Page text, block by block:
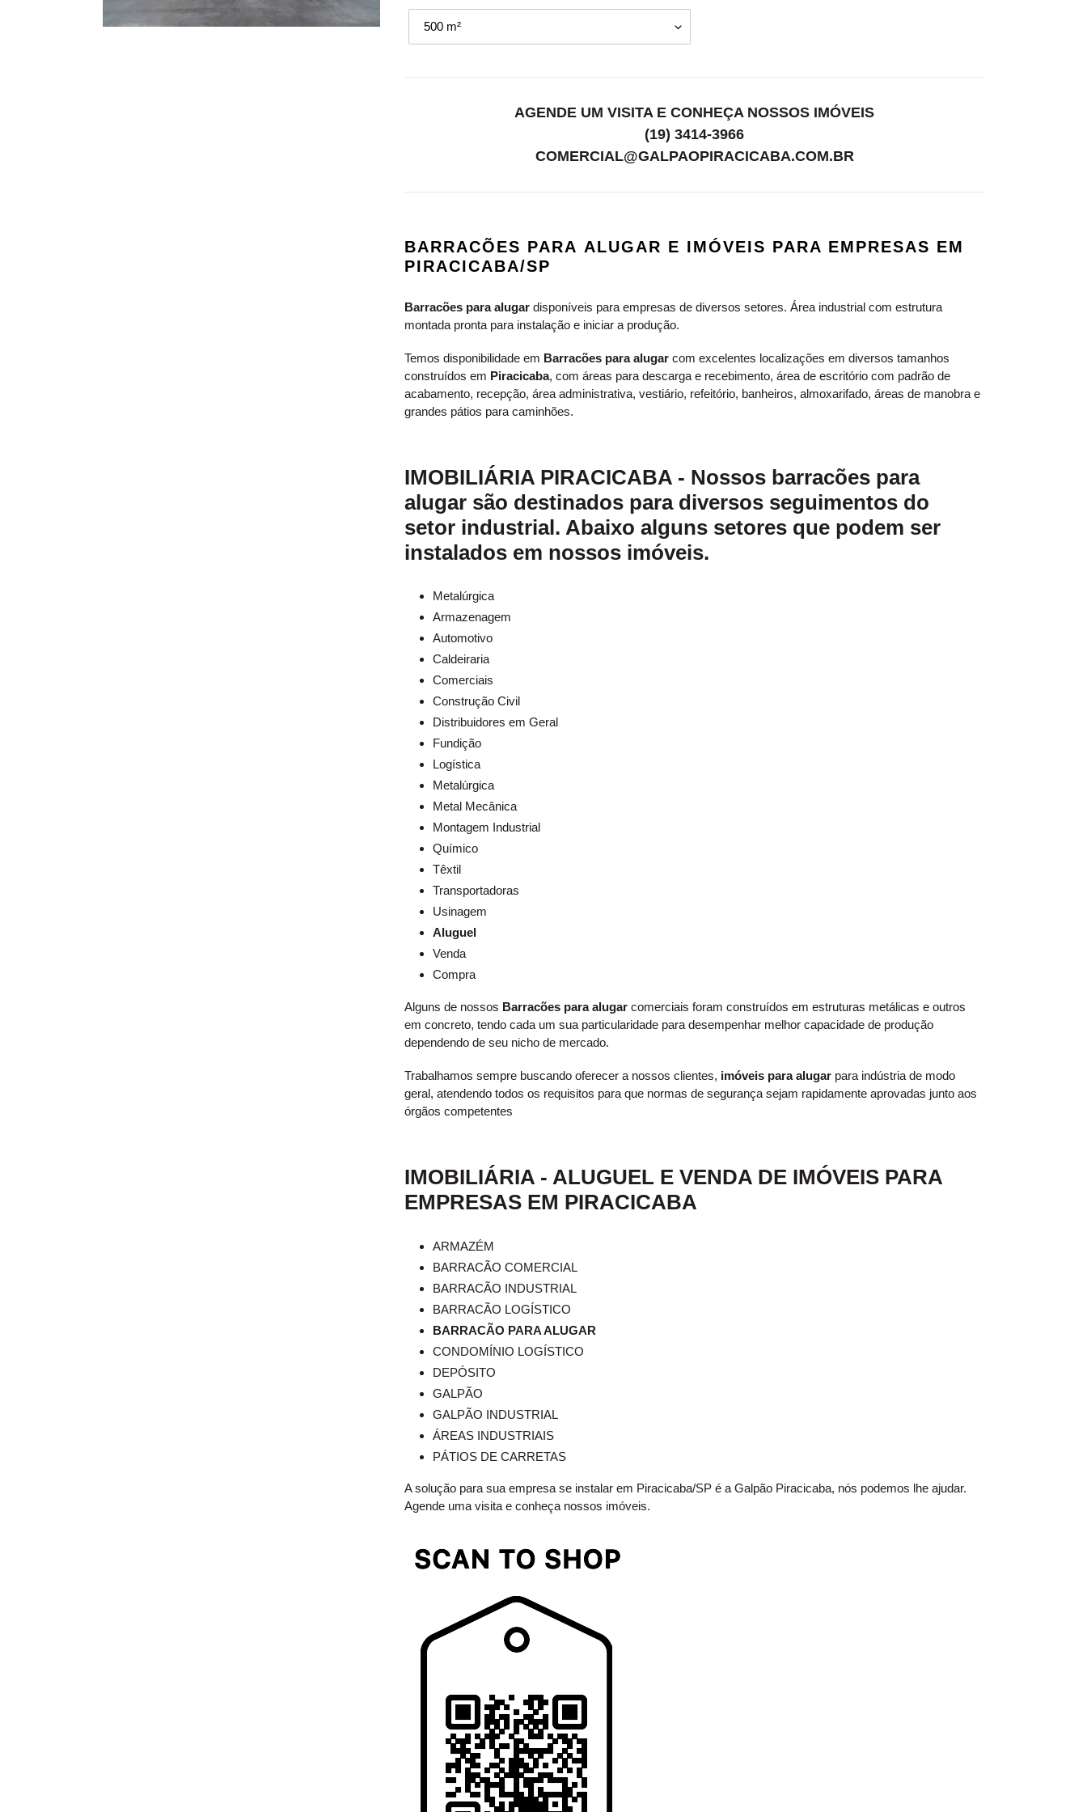
aluguel
sob
consulta
AGENDE UM VISITA E CONHEÇA NOSSOS IMÓVEIS
(19) 3414-3966
COMERCIAL@GALPAOPIRACICABA.COM.BR
BARRACÕES PARA ALUGAR E IMÓVEIS PARA EMPRESAS EM
PIRACICABA/SP
Barracões para alugardisponíveis para empresas de diversos setores. Área industrial com estrutura
montada pronta para instalação e iniciar a produção.
Temos disponibilidade em Barracões para alugar com excelentes localizações em diversos tamanhos
construídos em Piracicaba, com áreas para descarga e recebimento, área de escritório com padrão de
acabamento, recepção, área administrativa, vestiário, refeitório, banheiros, almoxarifado, áreas de manobra e
grandes pátios para caminhões.
IMOBILIÁRIA PIRACICABA - Nossos barracões para
alugar são destinados para diversos seguimentos do
setor industrial. Abaixo alguns setores que podem ser
instalados em nossos imóveis.
Metalúrgica
Armazenagem
Automotivo
Caldeiraria
Comerciais
Construção Civil
Distribuidores em Geral
Fundição
Logística
Metalúrgica
Metal Mecânica
Montagem Industrial
Químico
Têxtil
Transportadoras
Usinagem
Aluguel
Venda
Compra
Alguns de nossos Barracões para alugar comerciais foram construídos em estruturas metálicas e outros
em concreto, tendo cada um sua particularidade para desempenhar melhor capacidade de produção
dependendo de seu nicho de mercado.
Trabalhamos sempre buscando oferecer a nossos clientes, imóveis para alugar para indústria de modo
geral, atendendo todos os requisitos para que normas de segurança sejam rapidamente aprovadas junto aos
órgãos competentes
IMOBILIÁRIA - ALUGUEL E VENDA DE IMÓVEIS PARA
EMPRESAS EM PIRACICABA
ARMAZÉM
BARRACÃO COMERCIAL
BARRACÃO INDUSTRIAL
BARRACÃO LOGÍSTICO
BARRACÃO PARA ALUGAR
CONDOMÍNIO LOGÍSTICO
DEPÓSITO
GALPÃO
GALPÃO INDUSTRIAL
ÁREAS INDUSTRIAIS
PÁTIOS DE CARRETAS
A solução para sua empresa se instalar em Piracicaba/SP é a Galpão Piracicaba, nós podemos lhe ajudar.
Agende uma visita e conheça nossos imóveis.